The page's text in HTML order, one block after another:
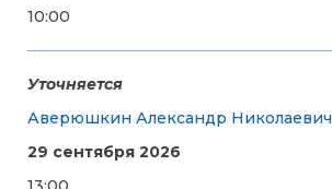
10:00
Уточняется
Аверюшкин Александр Николаевич
29 сентября 2026